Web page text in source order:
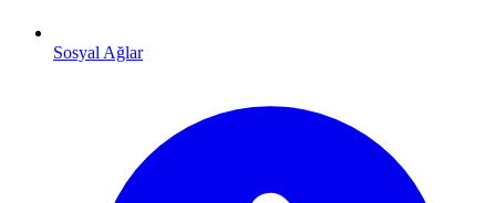
Sosyal Ağlar